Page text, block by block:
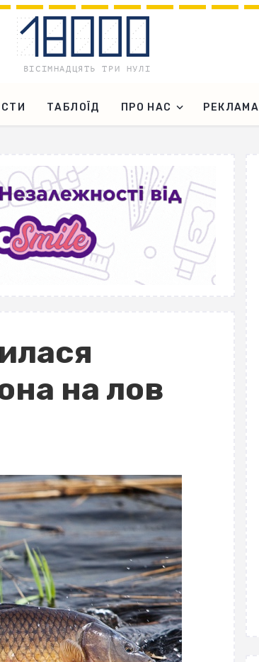
ТАБЛОЇД ПРО НАС РЕКЛАМА
на лов